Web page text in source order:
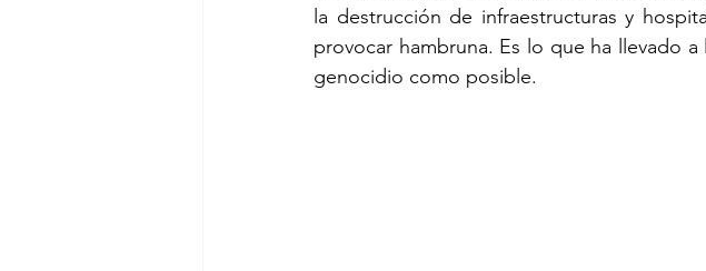
la destrucción de infraestructuras y
provocar hambruna. Es lo que ha llevado
genocidio como posible.